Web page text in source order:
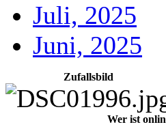
Juli, 2025
Juni, 2025
Zufallsbild
Wer ist